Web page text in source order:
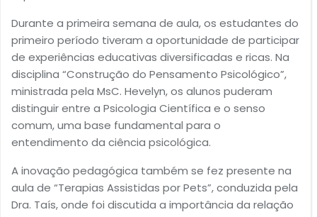
Durante a primeira semana de aula, os estudantes do
primeiro período tiveram a oportunidade de participar
de experiências educativas diversificadas e ricas. Na
disciplina “Construção do Pensamento Psicológico”,
ministrada pela MsC. Hevelyn, os alunos puderam
distinguir entre a Psicologia Científica e o senso
comum, uma base fundamental para o
entendimento da ciência psicológica.
A inovação pedagógica também se fez presente na
aula de “Terapias Assistidas por Pets”, conduzida pela
Dra. Taís, onde foi discutida a importância da relação